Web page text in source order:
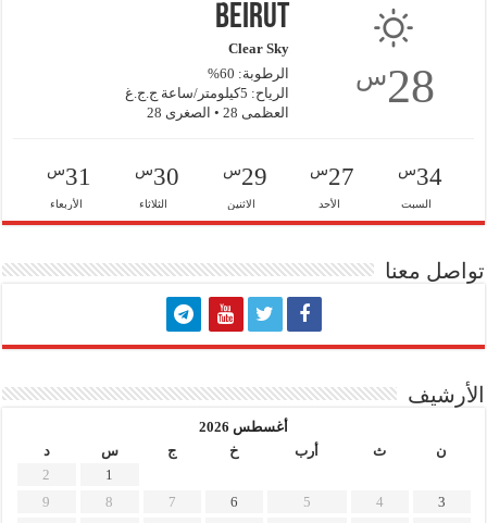
28س
Beirut
Clear Sky
الرطوبة: 60%
الرياح: 5كيلومتر/ساعة ج.ج.غ
العظمى 28 • الصغرى 28
34س
السبت
27س
الأحد
29س
الاثنين
30س
الثلاثاء
31س
الأربعاء
تواصل معنا
الأرشيف
أغسطس 2026
ن
ث أرب خ ج س
د
1
2
3
4
5
6
7
8
9